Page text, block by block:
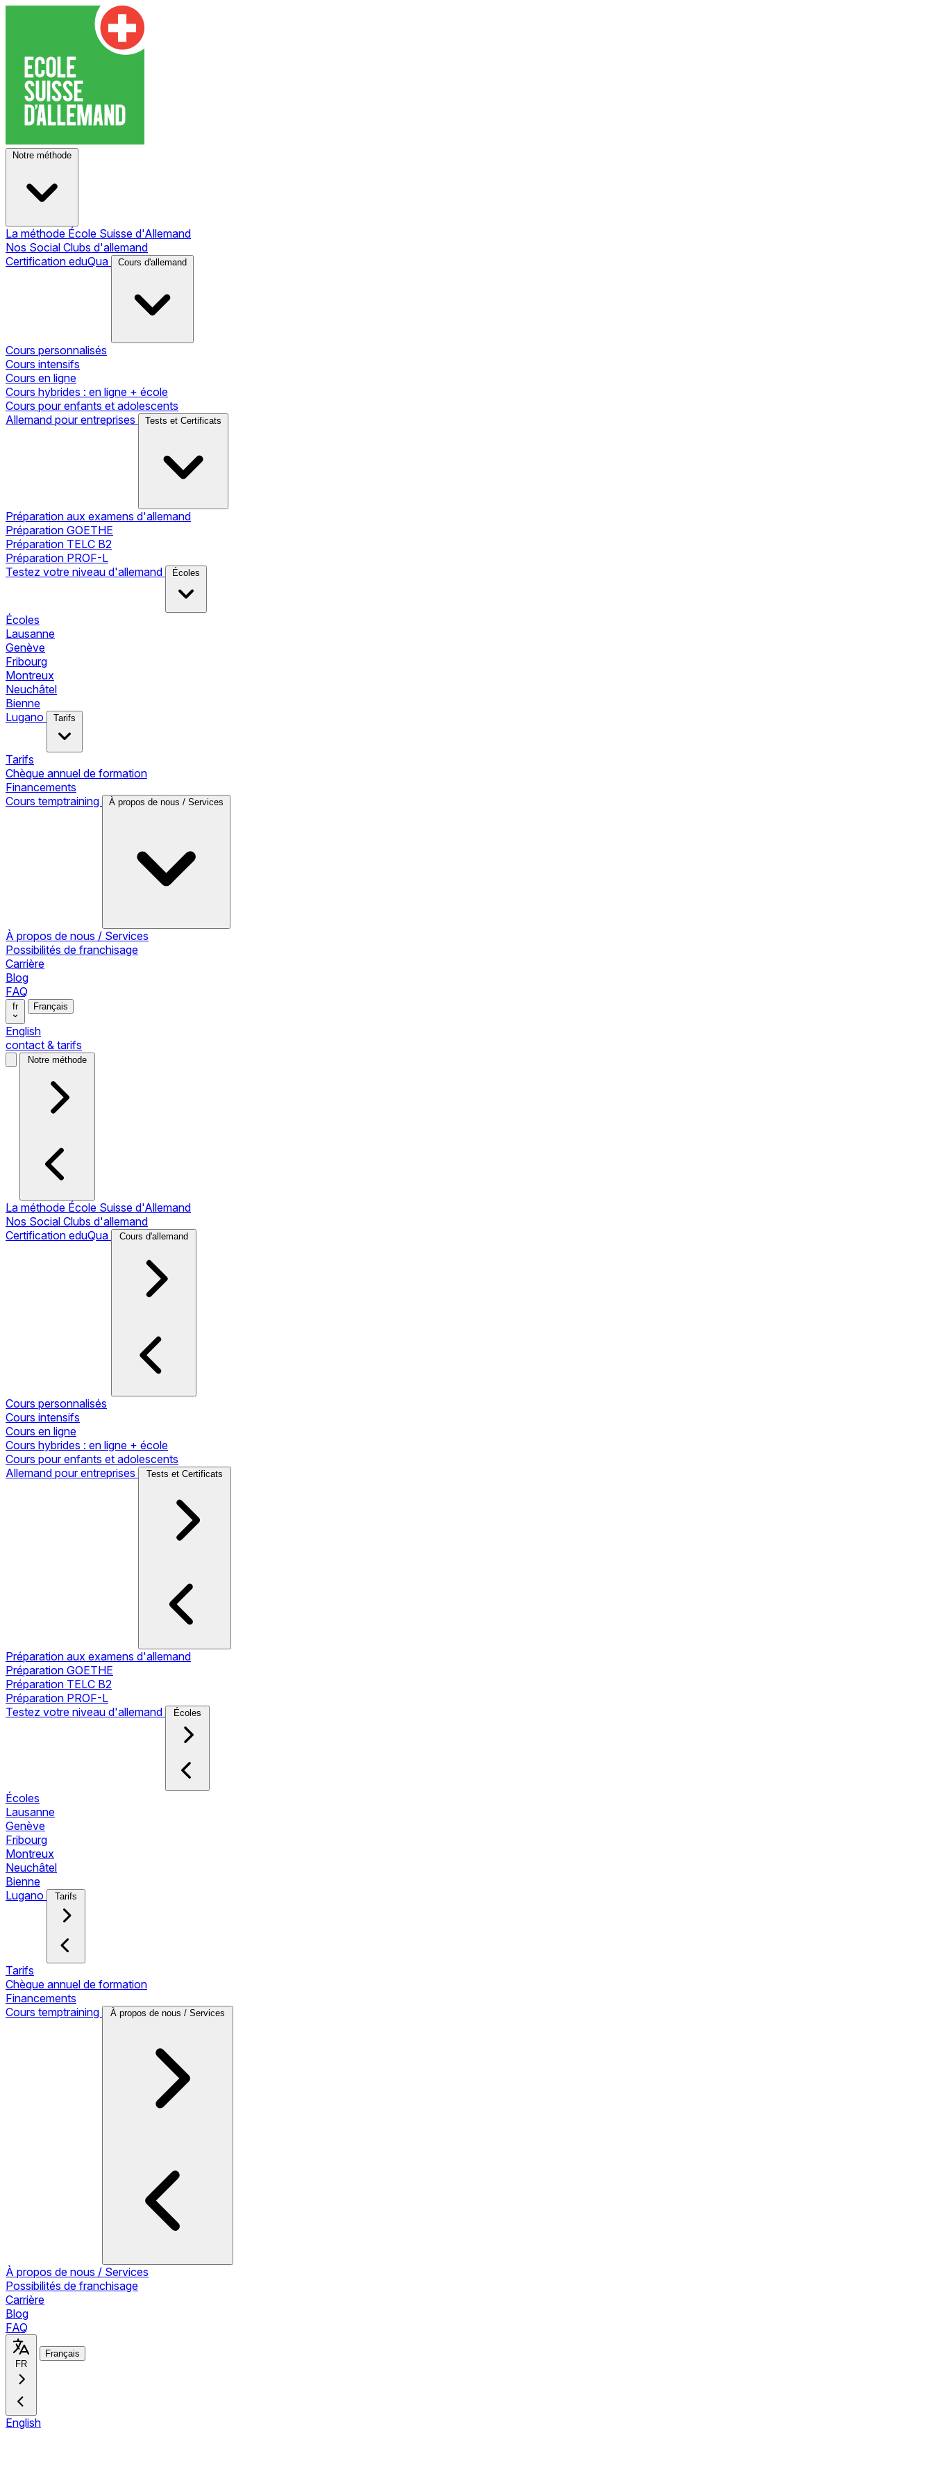
Notre méthode
La méthode École Suisse d'Allemand
Nos Social Clubs d'allemand
Certification eduQua
Cours d'allemand
Cours personnalisés
Cours intensifs
Cours en ligne
Cours hybrides : en ligne + école
Cours pour enfants et adolescents
Allemand pour entreprises
Tests et Certificats
Préparation aux examens d'allemand
Préparation GOETHE
Préparation TELC B2
Préparation PROF-L
Testez votre niveau d'allemand
Écoles
Écoles
Lausanne
Genève
Fribourg
Montreux
Neuchâtel
Bienne
Lugano
Tarifs
Tarifs
Chèque annuel de formation
Financements
Cours temptraining
À propos de nous / Services
À propos de nous / Services
Possibilités de franchisage
Carrière
Blog
FAQ
fr Français
English
contact & tarifs
Notre méthode
La méthode École Suisse d'Allemand
Nos Social Clubs d'allemand
Certification eduQua
Cours d'allemand
Cours personnalisés
Cours intensifs
Cours en ligne
Cours hybrides : en ligne + école
Cours pour enfants et adolescents
Allemand pour entreprises
Tests et Certificats
Préparation aux examens d'allemand
Préparation GOETHE
Préparation TELC B2
Préparation PROF-L
Testez votre niveau d'allemand
Écoles
Écoles
Lausanne
Genève
Fribourg
Montreux
Neuchâtel
Bienne
Lugano
Tarifs
Tarifs
Chèque annuel de formation
Financements
Cours temptraining
À propos de nous / Services
À propos de nous / Services
Possibilités de franchisage
Carrière
Blog
FAQ
FR
Français
English